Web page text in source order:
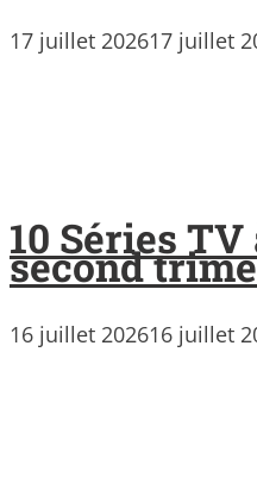
17 juillet 202617 juillet
10 Séries
second
16 juillet 202616 juillet